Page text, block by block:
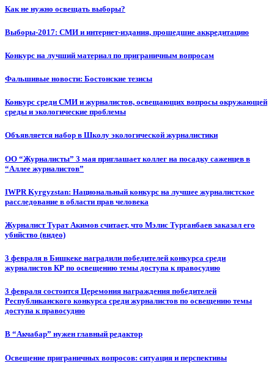
Как не нужно освещать выборы?
Выборы-2017: СМИ и интернет-издания, прошедшие аккредитацию
Конкурс на лучший материал по приграничным вопросам
Фальшивые новости: Бостонские тезисы
Конкурс среди СМИ и журналистов, освещающих вопросы окружающей
среды и экологические проблемы
Объявляется набор в Школу экологической журналистики
ОО “Журналисты” 3 мая приглашает коллег на посадку саженцев в
“Аллее журналистов”
IWPR Kyrgyzstan: Национальный конкурс на лучшее журналистское
расследование в области прав человека
Журналист Турат Акимов считает, что Мэлис Турганбаев заказал его
убийство (видео)
3 февраля в Бишкеке наградили победителей конкурса среди
журналистов КР по освещению темы доступа к правосудию
3 февраля состоится Церемония награждения победителей
Республиканского конкурса среди журналистов по освещению темы
доступа к правосудию
В “Акчабар” нужен главный редактор
Освещение приграничных вопросов: ситуация и перспективы